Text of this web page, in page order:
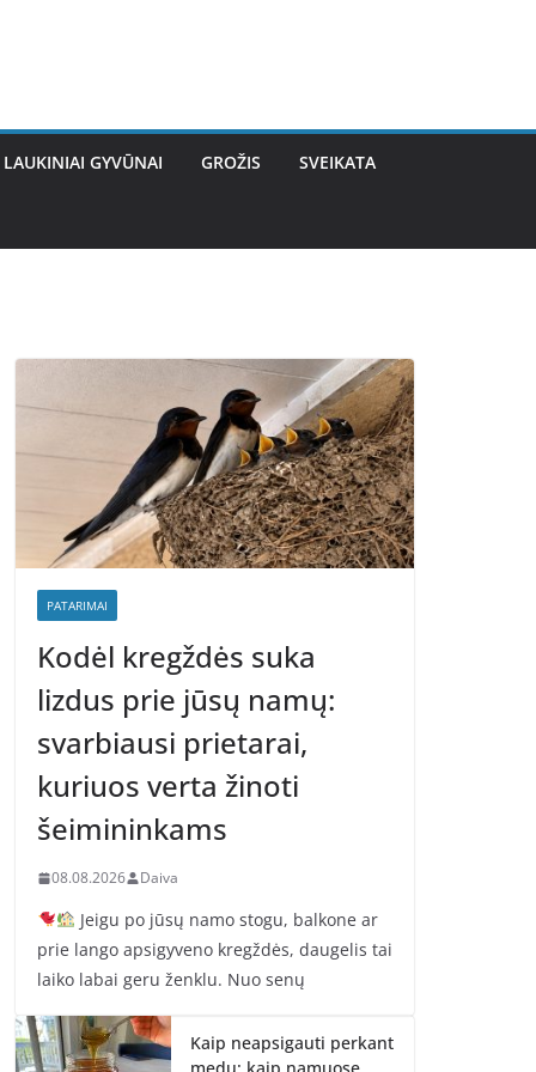
LAUKINIAI GYVŪNAI GROŽIS SVEIKATA
PATARIMAI
Kodėl kregždės suka
lizdus prie jūsų namų:
svarbiausi prietarai,
kuriuos verta žinoti
šeimininkams
08.08.2026 Daiva
Jeigu po jūsų namo stogu, balkone ar
prie lango apsigyveno kregždės, daugelis tai
laiko labai geru ženklu. Nuo senų
Kaip neapsigauti perkant